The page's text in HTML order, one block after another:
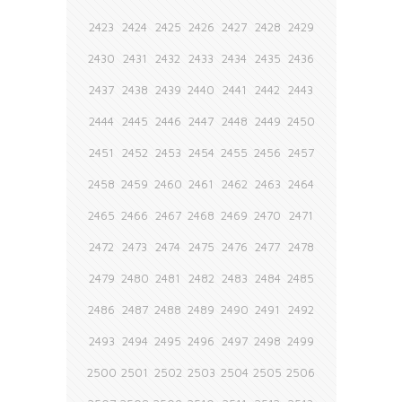
2423 2424 2425 2426 2427 2428 2429
2430 2431 2432 2433 2434 2435 2436
2437 2438 2439 2440 2441 2442 2443
2444 2445 2446 2447 2448 2449 2450
2451 2452 2453 2454 2455 2456 2457
2458 2459 2460 2461 2462 2463 2464
2465 2466 2467 2468 2469 2470 2471
2472 2473 2474 2475 2476 2477 2478
2479 2480 2481 2482 2483 2484 2485
2486 2487 2488 2489 2490 2491 2492
2493 2494 2495 2496 2497 2498 2499
2500 2501 2502 2503 2504 2505 2506